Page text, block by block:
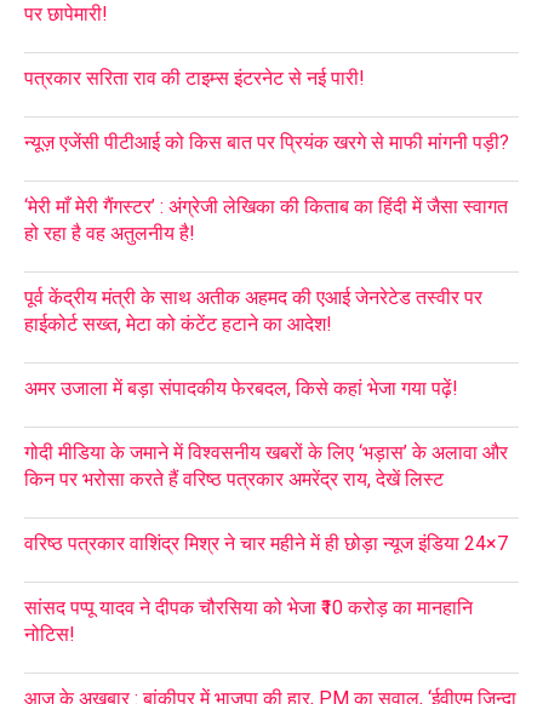
पर छापेमारी!
पत्रकार सरिता राव की टाइम्स इंटरनेट से नई पारी!
न्यूज़ एजेंसी पीटीआई को किस बात पर प्रियंक खरगे से माफी मांगनी पड़ी?
‘मेरी माँ मेरी गैंगस्टर’ : अंग्रेजी लेखिका की किताब का हिंदी में जैसा स्वागत
हो रहा है वह अतुलनीय है!
पूर्व केंद्रीय मंत्री के साथ अतीक अहमद की एआई जेनरेटेड तस्वीर पर
हाईकोर्ट सख्त, मेटा को कंटेंट हटाने का आदेश!
अमर उजाला में बड़ा संपादकीय फेरबदल, किसे कहां भेजा गया पढ़ें!
गोदी मीडिया के जमाने में विश्वसनीय खबरों के लिए ‘भड़ास’ के अलावा और
किन पर भरोसा करते हैं वरिष्ठ पत्रकार अमरेंद्र राय, देखें लिस्ट
वरिष्ठ पत्रकार वाशिंद्र मिश्र ने चार महीने में ही छोड़ा न्यूज इंडिया 24×7
सांसद पप्पू यादव ने दीपक चौरसिया को भेजा ₹10 करोड़ का मानहानि
नोटिस!
आज के अखबार : बांकीपुर में भाजपा की हार, PM का सवाल, ‘ईवीएम जिन्दा